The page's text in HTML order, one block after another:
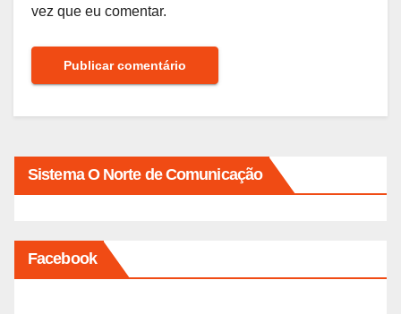
vez que eu comentar.
Sistema O Norte de Comunicação
Facebook